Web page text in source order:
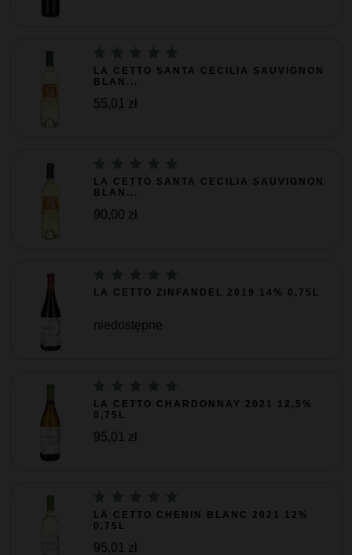
LA CETTO SANTA CECILIA SAUVIGNON
BLAN...
55,01 zł
LA CETTO SANTA CECILIA SAUVIGNON
BLAN...
90,00 zł
LA CETTO ZINFANDEL 2019 14% 0,75L
niedostępne
LA CETTO CHARDONNAY 2021 12,5%
0,75L
95,01 zł
LA CETTO CHENIN BLANC 2021 12%
0,75L
95,01 zł